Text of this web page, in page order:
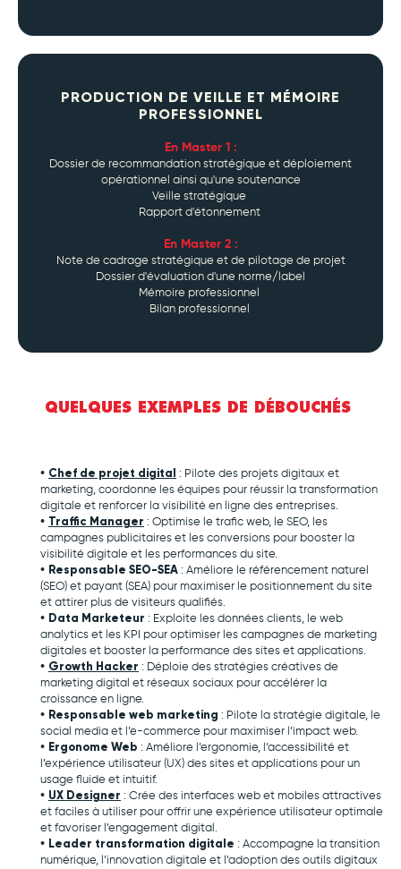
PRODUCTION DE VEILLE ET MÉMOIRE
PROFESSIONNEL
En Master 1 :
Dossier de recommandation stratégique et déploiement
opérationnel ainsi qu'une soutenance
Veille stratégique
Rapport d'étonnement
En Master 2 :
Note de cadrage stratégique et de pilotage de projet
Dossier d'évaluation d'une norme/label
Mémoire professionnel
Bilan professionnel
QUELQUES EXEMPLES DE DÉBOUCHÉS
• Chef de projet digital
: Pilote des projets digitaux et
marketing, coordonne les équipes pour réussir la transformation
digitale et renforcer la visibilité en ligne des entreprises.
• Traffic Manager : Optimise le trafic web, le SEO, les
campagnes publicitaires et les conversions pour booster la
visibilité digitale et les performances du site.
• Responsable SEO-SEA : Améliore le référencement naturel
(SEO) et payant (SEA) pour maximiser le positionnement du site
et attirer plus de visiteurs qualifiés.
• Data Marketeur : Exploite les données clients, le web
analytics et les KPI pour optimiser les campagnes de marketing
digitales et booster la performance des sites et applications.
• Growth Hacker : Déploie des stratégies créatives de
marketing digital et réseaux sociaux pour accélérer la
croissance en ligne.
• Responsable web marketing : Pilote la stratégie digitale, le
social media et l’e-commerce pour maximiser l’impact web.
• Ergonome Web : Améliore l’ergonomie, l’accessibilité et
l’expérience utilisateur (UX) des sites et applications pour un
usage fluide et intuitif.
• UX Designer : Crée des interfaces web et mobiles attractives
et faciles à utiliser pour offrir une expérience utilisateur optimale
et favoriser l’engagement digital.
• Leader transformation digitale : Accompagne la transition
numérique, l’innovation digitale et l’adoption des outils digitaux